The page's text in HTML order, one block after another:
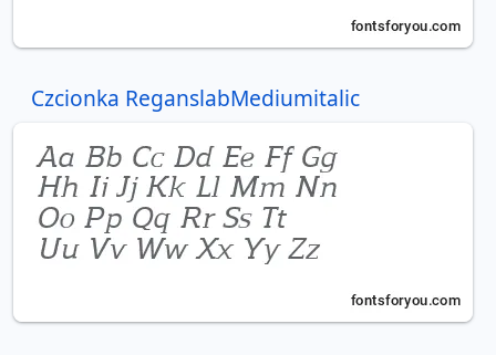
Czcionka ReganslabMediumitalic